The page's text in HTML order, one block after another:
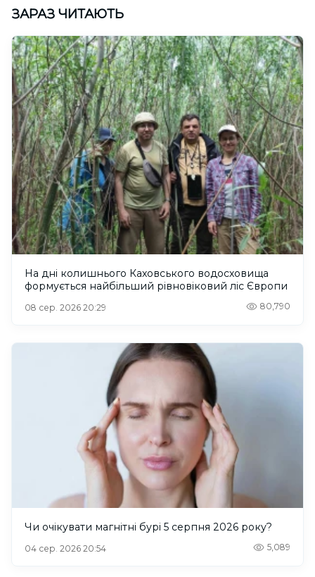
ЗАРАЗ ЧИТАЮТЬ
На дні колишнього Каховського водосховища
формується найбільший рівновіковий ліс Європи
08 сер. 2026 20:29 80,790
Чи очікувати магнітні бурі 5 серпня 2026 року?
04 сер. 2026 20:54 5,089